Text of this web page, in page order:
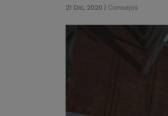
21 Dic, 2020 | Consejos